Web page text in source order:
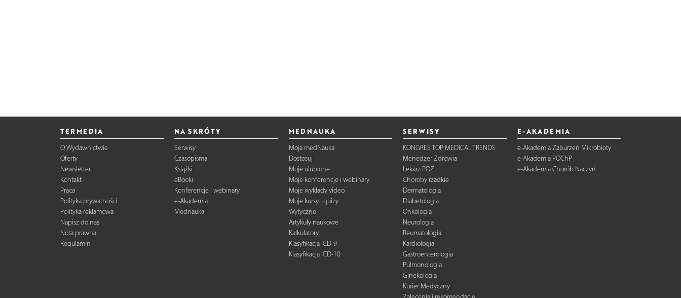
TERMEDIA
O Wydawnictwie
Oferty
Newsletter
Kontakt
Praca
Polityka prywatności
Polityka reklamowa
Napisz do nas
Nota prawna
Regulamin
NA SKRÓTY
Serwisy
Czasopisma
Książki
eBooki
Konferencje i webinary
e-Akademia
Mednauka
MEDNAUKA
Moja medNauka
Dostosuj
Moje ulubione
Moje konferencje i webinary
Moje wykłady video
Moje kursy i quizy
Wytyczne
Artykuły naukowe
Kalkulatory
Klasyfikacja ICD-9
Klasyfikacja ICD-10
SERWISY
KONGRES TOP MEDICAL TRENDS
Menedżer Zdrowia
Lekarz POZ
Choroby rzadkie
Dermatologia
Diabetologia
Onkologia
Neurologia
Reumatologia
Kardiologia
Gastroenterologia
Pulmonologia
Ginekologia
Kurier Medyczny
E-AKADEMIA
e-Akademia Zaburzeń Mikrobioty
e-Akademia POChP
e-Akademia Chorób Naczyń